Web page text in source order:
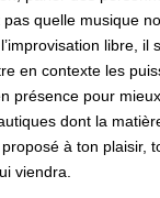
quelle musique
libre, il
en contexte les
présence pour
dont la
à ton plaisir,
viendra.